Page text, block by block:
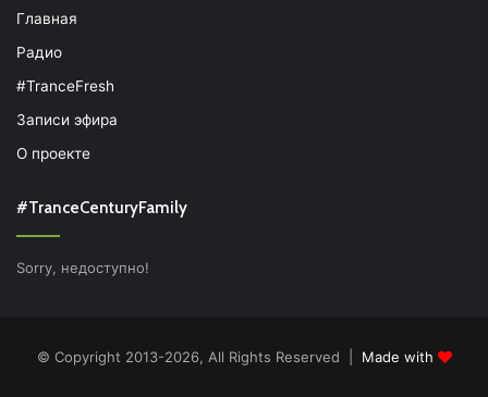
Главная
Радио
#TranceFresh
Записи эфира
О проекте
#TranceCenturyFamily
Sorry, недоступно!
© Copyright 2013-2026, All Rights Reserved | Made with